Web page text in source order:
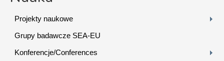
Projekty naukowe
Grupy badawcze SEA-EU
Konferencje/Conferences